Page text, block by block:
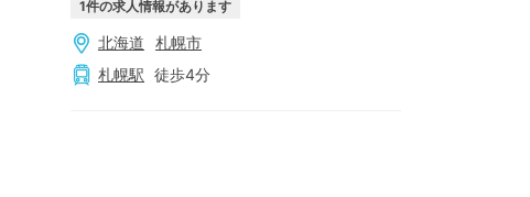
1件の求人情報があります
北海道
札幌市
札幌駅 徒歩4分